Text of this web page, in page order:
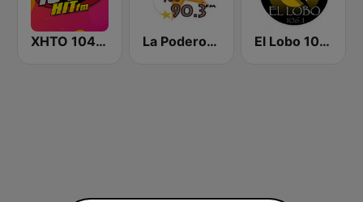
XHTO 104.3 Hit FM La Poderosa Parral El Lobo 106.1 FM